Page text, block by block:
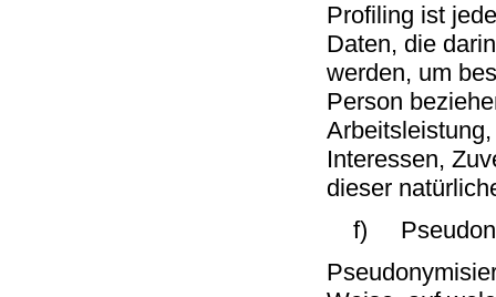
Profiling ist
Daten, die
werden, um
Person
Interessen,
dieser
f)